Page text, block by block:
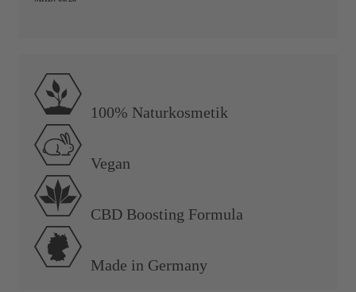
100% Naturkosmetik
Vegan
CBD Boosting Formula
Made in Germany